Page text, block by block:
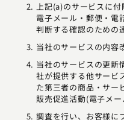
上記(a)のサービスに付
電子メール・郵便・電
判断する確認のための
当社のサービスの内容
当社のサービスの更新
社が提供する他サービ
た第三者の商品・サー
販売促進活動(電子メ
調査を行い、お客様に